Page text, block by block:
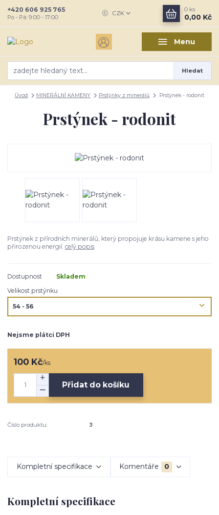
Menu
CZK
Hledat
+420 606 925 765
Po - Pá: 9:00 - 17:00
0 ks
0,00 Kč
Úvod MINERÁLNÍ KAMENY Prstýnky z minerálů Prstýnek - rodonit
Prstýnek - rodonit
Prstýnek z přírodních minerálů, který propojuje krásu kamene s jeho
přirozenou energií. celý popis
Dostupnost
Skladem
Velikost prstýnku
Nejsme plátci DPH
100 Kč/ks
Přidat do košíku
Číslo produktu: 3
Kompletní specifikace Komentáře 0
Kompletní specifikace